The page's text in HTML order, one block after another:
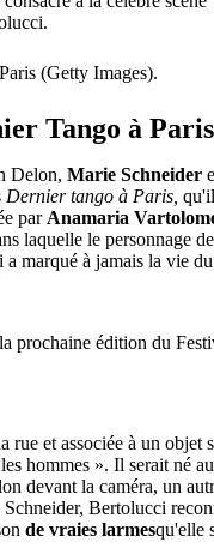
(Getty Images).
Tango à Paris
Delon, Marie Schneider
Dernier tango à Paris,
par Anamaria
laquelle le personnage
marqué à jamais la vie
prochaine édition du
et associée à un objet
hommes ». Il serait né
devant la caméra, un
Bertolucci
de vraies larmesqu'elle